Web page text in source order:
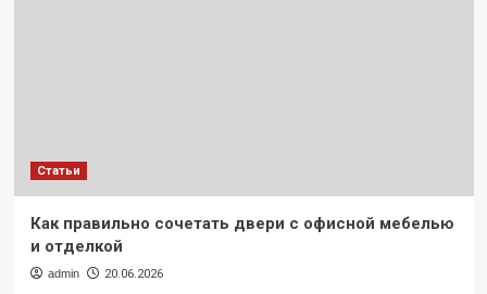
Статьи
Как правильно сочетать двери с офисной мебелью
и отделкой
admin 20.06.2026